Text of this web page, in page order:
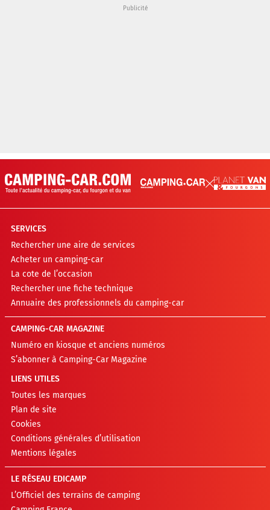
SERVICES
Rechercher une aire de services
Acheter un camping-car
La cote de l’occasion
Rechercher une fiche technique
Annuaire des professionnels du camping-car
CAMPING-CAR MAGAZINE
Numéro en kiosque et anciens numéros
S’abonner à Camping-Car Magazine
LIENS UTILES
Toutes les marques
Plan de site
Cookies
Conditions générales d’utilisation
Mentions légales
LE RÉSEAU EDICAMP
L’Officiel des terrains de camping